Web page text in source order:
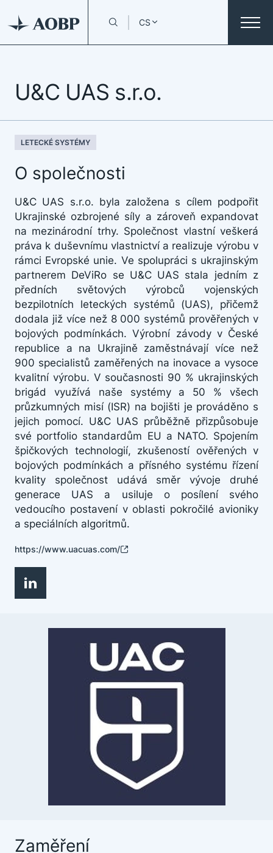
CS
U&C UAS s.r.o.
LETECKÉ SYSTÉMY
O společnosti
U&C UAS s.r.o. byla založena s cílem podpořit
Ukrajinské ozbrojené síly a zároveň expandovat
na mezinárodní trhy. Společnost vlastní veškerá
práva k duševnímu vlastnictví a realizuje výrobu v
rámci Evropské unie. Ve spolupráci s ukrajinským
partnerem DeViRo se U&C UAS stala jedním z
předních světových výrobců vojenských
bezpilotních leteckých systémů (UAS), přičemž
dodala již více než 8 000 systémů prověřených v
bojových podmínkách. Výrobní závody v České
republice a na Ukrajině zaměstnávají více než
900 specialistů zaměřených na inovace a vysoce
kvalitní výrobu. V současnosti 90 % ukrajinských
brigád využívá naše systémy a 50 % všech
průzkumných misí (ISR) na bojišti je prováděno s
jejich pomocí. U&C UAS průběžně přizpůsobuje
své portfolio standardům EU a NATO. Spojením
špičkových technologií, zkušeností ověřených v
bojových podmínkách a přísného systému řízení
kvality společnost udává směr vývoje druhé
generace UAS a usiluje o posílení svého
vedoucího postavení v oblasti pokročilé avioniky
a speciálních algoritmů.
https://www.uacuas.com/
Zaměření